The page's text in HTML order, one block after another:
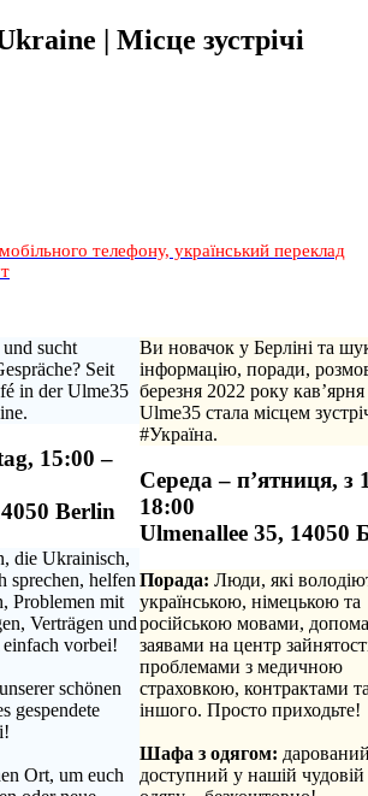
| Місце зустрічі
телефону, український переклад
sucht
Seit
in der Ulme35
15:00 –
Berlin
die Ukrainisch,
sprechen, helfen
Problemen mit
Verträgen und
vorbei!
schönen
gespendete
Ort, um euch
Ви новачок у Берліні та
інформацію, поради,
березня 2022 року
Ulme35 стала місцем
#Україна.
Середа – п’ятниця, з
18:00
Ulmenallee 35, 14050
Порада: Люди, які
українською, німецькою та
російською мовами,
заявами на центр
проблемами з медичною
страховкою, контрактами
іншого. Просто приходьте!
Шафа з одягом:
доступний у нашій